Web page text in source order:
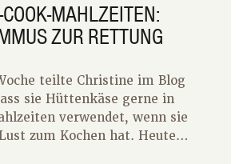
MAHLZEITEN:
ZUR RETTUNG
teilte Christine im Blog
sie Hüttenkäse gerne in
verwendet, wenn sie
zum Kochen hat. Heute